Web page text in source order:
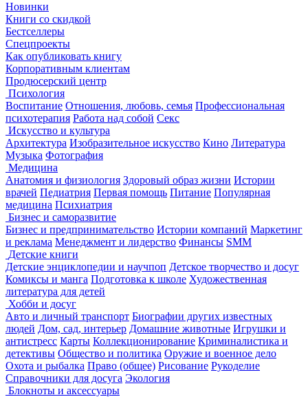
Новинки
Книги со скидкой
Бестселлеры
Спецпроекты
Как опубликовать книгу
Корпоративным клиентам
Продюсерский центр
Психология
Воспитание Отношения, любовь, семья Профессиональная
психотерапия Работа над собой Секс
Искусство и культура
Архитектура Изобразительное искусство Кино Литература
Музыка Фотография
Медицина
Анатомия и физиология Здоровый образ жизни Истории
врачей Педиатрия Первая помощь Питание Популярная
медицина Психиатрия
Бизнес и саморазвитие
Бизнес и предпринимательство Истории компаний Маркетинг
и реклама Менеджмент и лидерство Финансы SMM
Детские книги
Детские энциклопедии и научпоп Детское творчество и досуг
Комиксы и манга Подготовка к школе Художественная
литература для детей
Хобби и досуг
Авто и личный транспорт Биографии других известных
людей Дом, сад, интерьер Домашние животные Игрушки и
антистресс Карты Коллекционирование Криминалистика и
детективы Общество и политика Оружие и военное дело
Охота и рыбалка Право (общее) Рисование Рукоделие
Справочники для досуга Экология
Блокноты и аксессуары